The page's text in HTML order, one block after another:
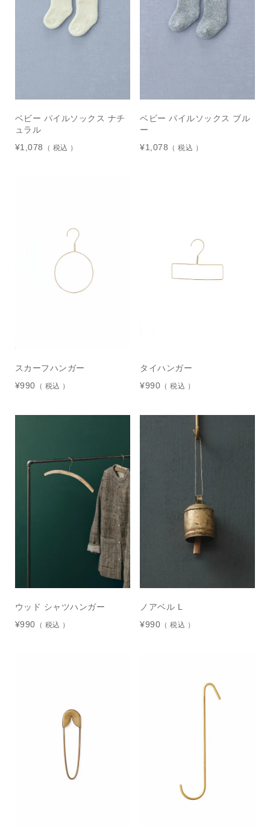
ベビー パイルソックス ナチ
ュラル
¥1,078 税込
ベビー パイルソックス ブル
ー
¥1,078 税込
スカーフハンガー
¥990 税込
タイハンガー
¥990 税込
ウッド シャツハンガー
¥990 税込
ノアベル L
¥990 税込